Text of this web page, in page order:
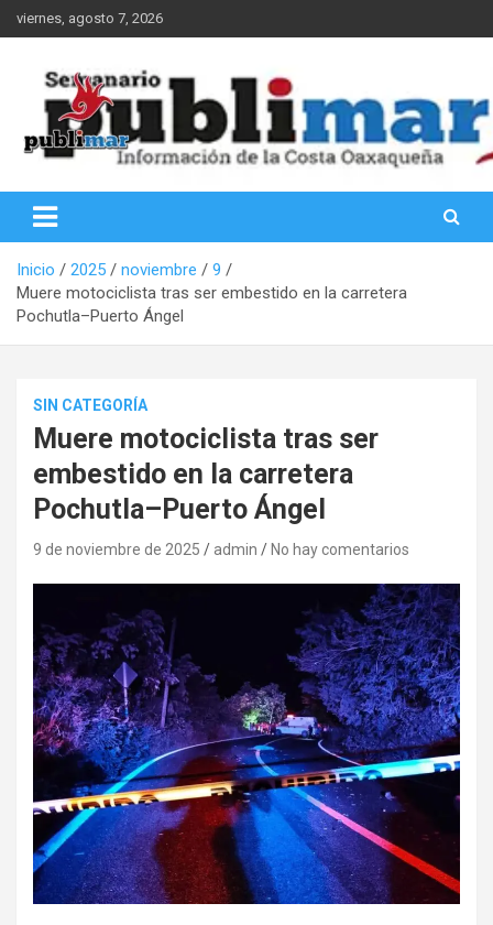
Saltar
al
viernes, agosto 7, 2026
PubliMar
Inicio 2025 noviembre
9
Muere motociclista tras ser embestido en la carretera
Pochutla–Puerto Ángel
SIN CATEGORÍA
Muere motociclista tras ser
embestido en la carretera
Pochutla–Puerto Ángel
9 de noviembre de 2025 admin No hay comentarios